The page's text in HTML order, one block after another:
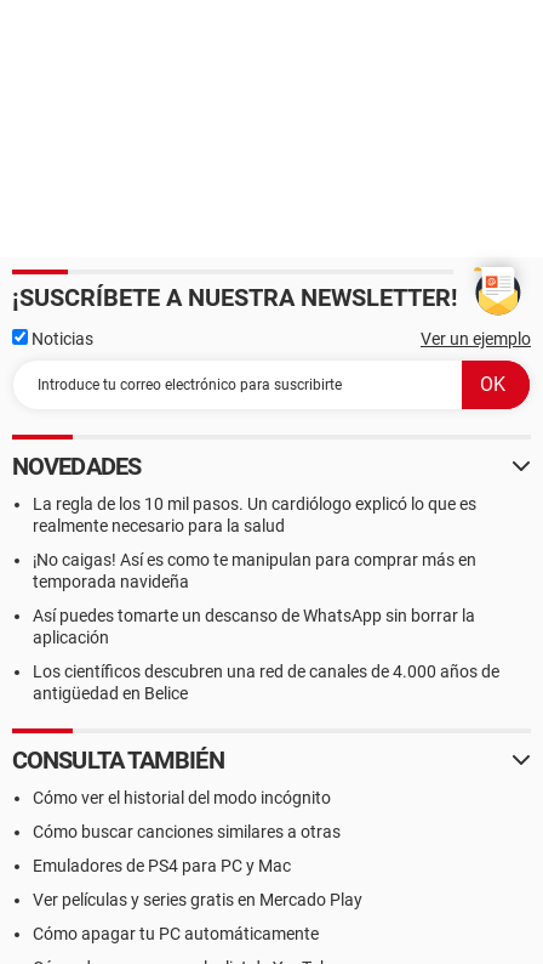
¡SUSCRÍBETE A NUESTRA NEWSLETTER!
Noticias Ver un ejemplo
NOVEDADES
La regla de los 10 mil pasos. Un cardiólogo explicó lo que es
realmente necesario para la salud
¡No caigas! Así es como te manipulan para comprar más en
temporada navideña
Así puedes tomarte un descanso de WhatsApp sin borrar la
aplicación
Los científicos descubren una red de canales de 4.000 años de
antigüedad en Belice
CONSULTA TAMBIÉN
Cómo ver el historial del modo incógnito
Cómo buscar canciones similares a otras
Emuladores de PS4 para PC y Mac
Ver películas y series gratis en Mercado Play
Cómo apagar tu PC automáticamente